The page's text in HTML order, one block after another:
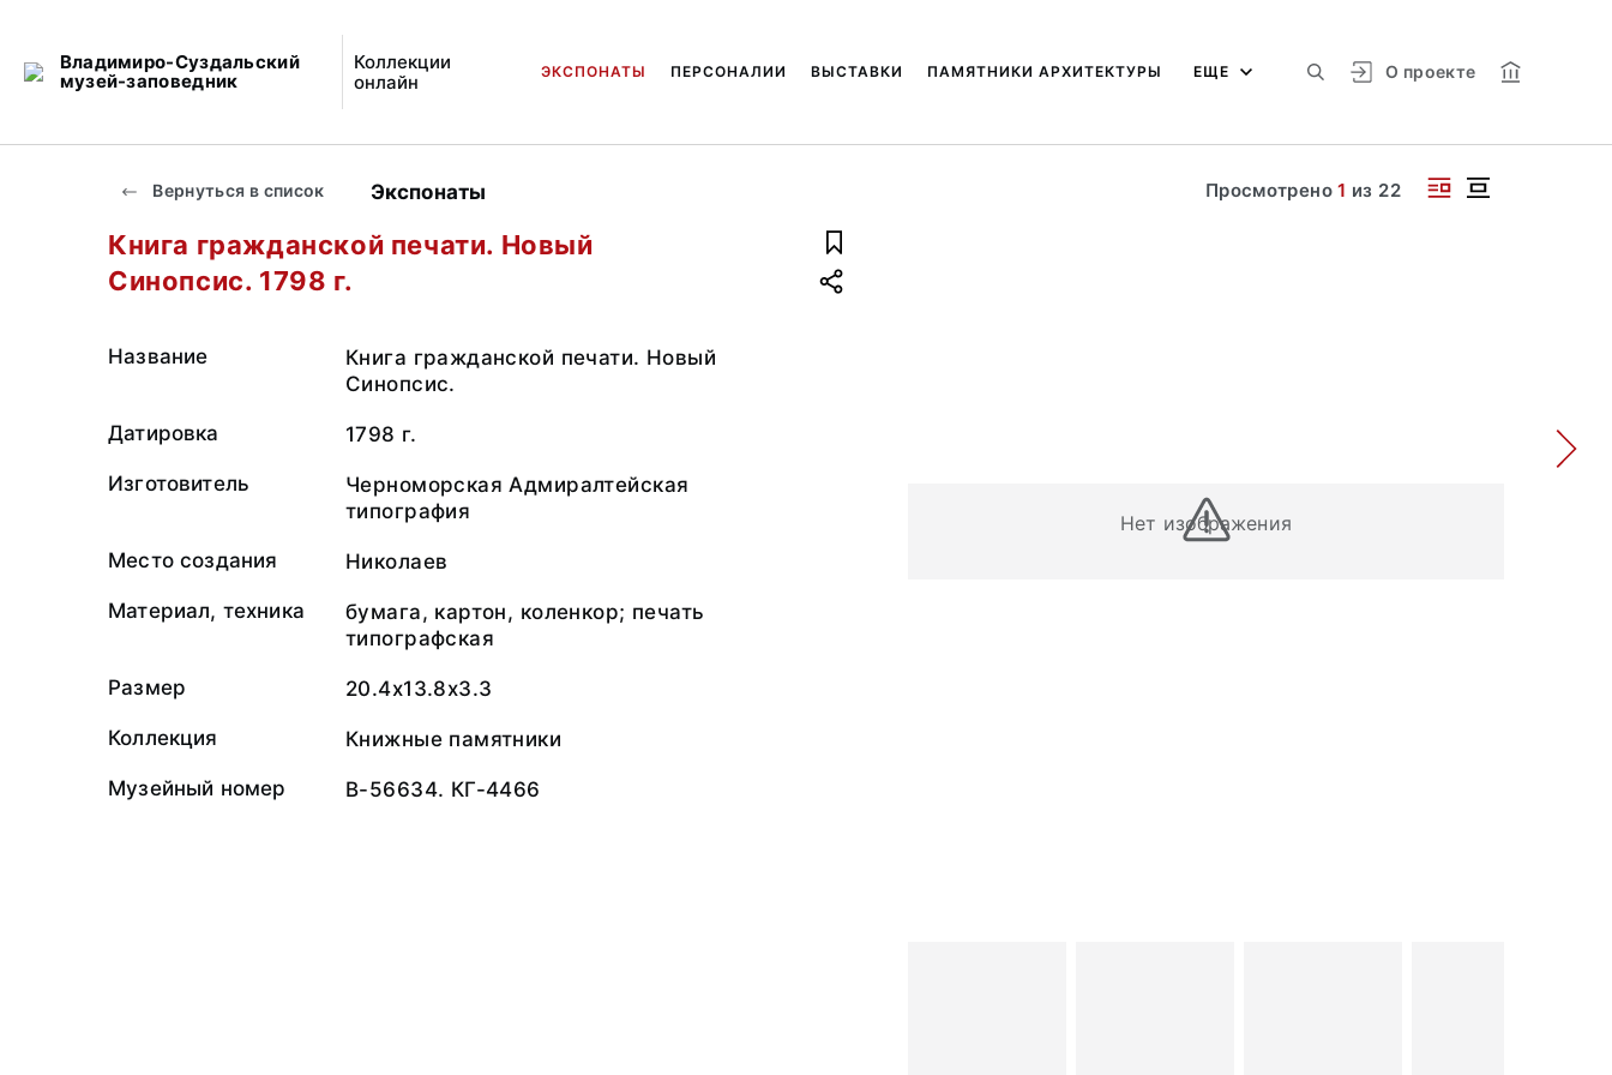
Владимиро-Суздальский
музей-заповедник
Коллекции
онлайн
О проекте
ЭКСПОНАТЫ ПЕРСОНАЛИИ ВЫСТАВКИ ПАМЯТНИКИ АРХИТЕКТУРЫ ЕЩЕ
Вернуться в список Экспонаты Просмотрено1 из 22
Нет изображения
Книга гражданской печати. Новый
Синопсис. 1798 г.
Название
Книга гражданской печати. Новый
Синопсис.
Датировка 1798 г.
Изготовитель
Черноморская Адмиралтейская
типография
Место создания Николаев
Материал, техника
бумага, картон, коленкор; печать
типографская
Размер 20.4x13.8x3.3
Коллекция Книжные памятники
Музейный номер В-56634. КГ-4466